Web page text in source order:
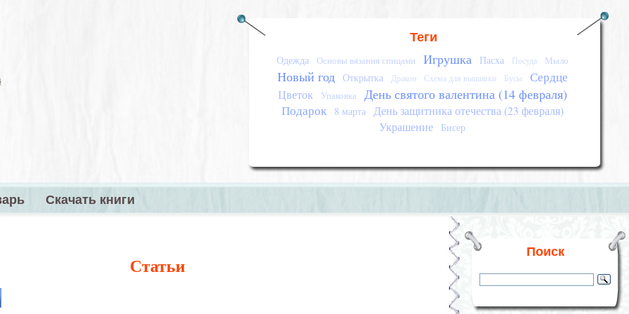
Теги
Одежда Основы вязания спицами Игрушка Пасха Посуда Мыло
Новый год Открытка Дракон Схема для вышивки Бусы Сердце
Цветок Упаковка День святого валентина (14 февраля)
Подарок 8 марта День защитника отечества (23 февраля)
Украшение
Бисер
Скачать книги
Статьи
Поиск